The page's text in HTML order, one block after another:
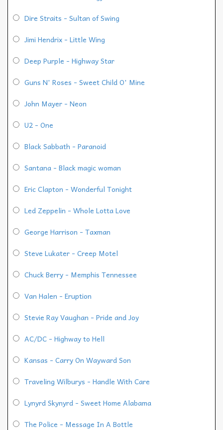
Dire Straits - Sultan of Swing
Jimi Hendrix - Little Wing
Deep Purple - Highway Star
Guns N' Roses - Sweet Child O' Mine
John Mayer - Neon
U2 - One
Black Sabbath - Paranoid
Santana - Black magic woman
Eric Clapton - Wonderful Tonight
Led Zeppelin - Whole Lotta Love
George Harrison - Taxman
Steve Lukater - Creep Motel
Chuck Berry - Memphis Tennessee
Van Halen - Eruption
Stevie Ray Vaughan - Pride and Joy
AC/DC - Highway to Hell
Kansas - Carry On Wayward Son
Traveling Wilburys - Handle With Care
Lynyrd Skynyrd - Sweet Home Alabama
The Police - Message In A Bottle